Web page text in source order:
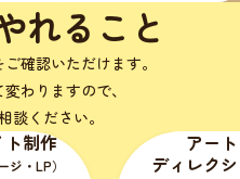
れること
確認いただけます。
わりますので、
談ください。
アート
レクション
イラ
（媒体・